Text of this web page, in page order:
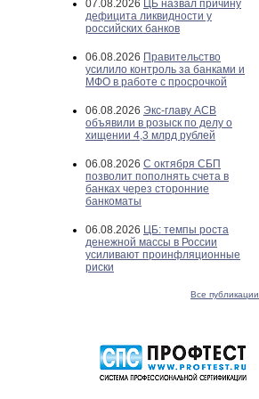
07.08.2026 ЦБ назвал причину
дефицита ликвидности у
российских банков
06.08.2026 Правительство
усилило контроль за банками и
МФО в работе с просрочкой
06.08.2026 Экс-главу АСВ
объявили в розыск по делу о
хищении 4,3 млрд рублей
06.08.2026 С октября СБП
позволит пополнять счета в
банках через сторонние
банкоматы
06.08.2026 ЦБ: темпы роста
денежной массы в России
усиливают проинфляционные
риски
Все публикации